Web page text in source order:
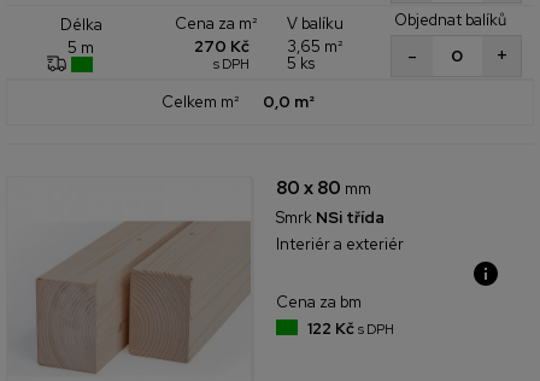
Délka
5 m
Cena za m²
270 Kč
s DPH
V balíku
3,65 m²
5 ks
Objednat balíků
+
-
Celkem m² 0,0 m²
80 x 80 mm
Smrk NSi třída
Interiér a exteriér
Cena za bm
122 Kč s DPH